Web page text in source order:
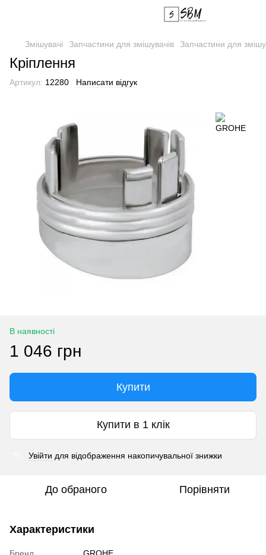
Змішувачі Запчастини для змішувачів Запчастини для
Кріплення
Артикул: 12280 Написати відгук
В наявності
1 046 грн
Купити
Купити в 1 клік
Увійти для відображення накопичувальної знижки
До обраного Порівняти
Характеристики
Бренд
GROHE